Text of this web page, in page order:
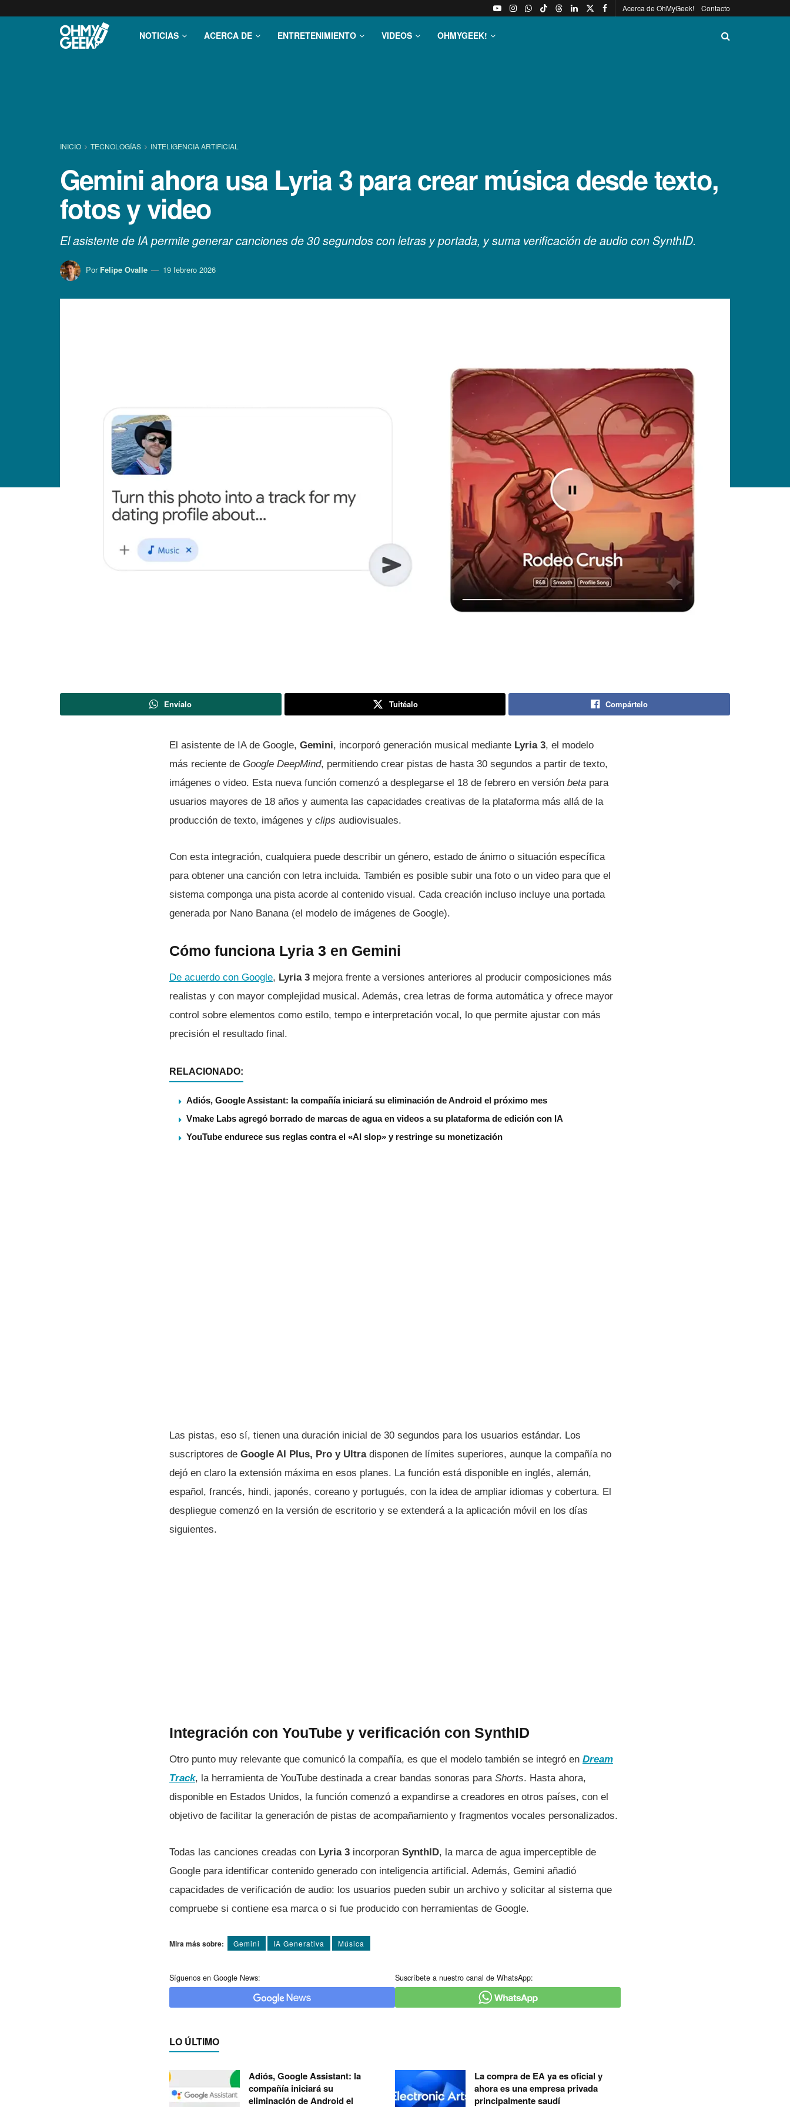
Acerca de OhMyGeek! Contacto
NOTICIAS ACERCA DE ENTRETENIMIENTO VIDEOS OHMYGEEK!
INICIO TECNOLOGÍ­AS INTELIGENCIA ARTIFICIAL
Gemini ahora usa Lyria 3 para crear música desde texto,
fotos y video
El asistente de IA permite generar canciones de 30 segundos con letras y portada, y suma verificación de audio con SynthID.
Por Felipe Ovalle 19 febrero 2026
Envíalo Tuitéalo Compártelo
El asistente de IA de Google, Gemini, incorporó generación musical mediante Lyria 3, el modelo
más reciente de Google DeepMind, permitiendo crear pistas de hasta 30 segundos a partir de texto,
imágenes o video. Esta nueva función comenzó a desplegarse el 18 de febrero en versión beta para
usuarios mayores de 18 años y aumenta las capacidades creativas de la plataforma más allá de la
producción de texto, imágenes y clips audiovisuales.
Con esta integración, cualquiera puede describir un género, estado de ánimo o situación específica
para obtener una canción con letra incluida. También es posible subir una foto o un video para que el
sistema componga una pista acorde al contenido visual. Cada creación incluso incluye una portada
generada por Nano Banana (el modelo de imágenes de Google).
Cómo funciona Lyria 3 en Gemini
De acuerdo con Google, Lyria 3 mejora frente a versiones anteriores al producir composiciones más
realistas y con mayor complejidad musical. Además, crea letras de forma automática y ofrece mayor
control sobre elementos como estilo, tempo e interpretación vocal, lo que permite ajustar con más
precisión el resultado final.
RELACIONADO:
Adiós, Google Assistant: la compañía iniciará su eliminación de Android el próximo mes
Vmake Labs agregó borrado de marcas de agua en videos a su plataforma de edición con IA
YouTube endurece sus reglas contra el «AI slop» y restringe su monetización
Las pistas, eso sí, tienen una duración inicial de 30 segundos para los usuarios estándar. Los
suscriptores de Google AI Plus, Pro y Ultradisponen de límites superiores, aunque la compañía no
dejó en claro la extensión máxima en esos planes. La función está disponible en inglés, alemán,
español, francés, hindi, japonés, coreano y portugués, con la idea de ampliar idiomas y cobertura. El
despliegue comenzó en la versión de escritorio y se extenderá a la aplicación móvil en los días
siguientes.
Integración con YouTube y verificación con SynthID
Otro punto muy relevante que comunicó la compañía, es que el modelo también se integró en Dream
Track, la herramienta de YouTube destinada a crear bandas sonoras para Shorts. Hasta ahora,
disponible en Estados Unidos, la función comenzó a expandirse a creadores en otros países, con el
objetivo de facilitar la generación de pistas de acompañamiento y fragmentos vocales personalizados.
Todas las canciones creadas con Lyria 3 incorporan SynthID, la marca de agua imperceptible de
Google para identificar contenido generado con inteligencia artificial. Además, Gemini añadió
capacidades de verificación de audio: los usuarios pueden subir un archivo y solicitar al sistema que
compruebe si contiene esa marca o si fue producido con herramientas de Google.
Mira más sobre: Gemini IA Generativa Música
Síguenos en Google News: Suscríbete a nuestro canal de WhatsApp:
LO ÚLTIMO
Adiós, Google Assistant: la
compañía iniciará su
eliminación de Android el
La compra de EA ya es oficial y
ahora es una empresa privada
principalmente saudí